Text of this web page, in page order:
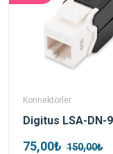
Konnektörler
75,00₺ 150,00₺